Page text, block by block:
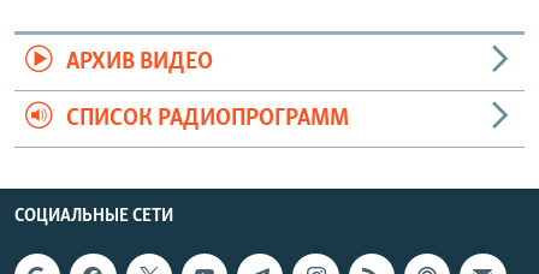
АРХИВ ВИДЕО
СПИСОК РАДИОПРОГРАММ
СОЦИАЛЬНЫЕ СЕТИ